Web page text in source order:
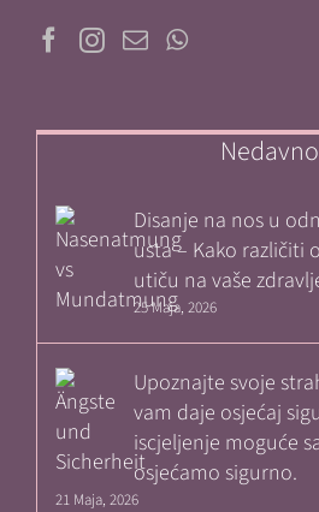
Nedavno
Disanje na nos u
usta – Kako različiti
utiču na vaše
25 Maja, 2026
Upoznajte svoje
vam daje osjećaj
iscjeljenje moguće
osjećamo sigurno.
21 Maja, 2026